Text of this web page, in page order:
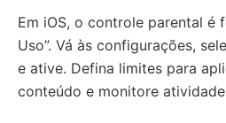
Em iOS, o controle parental é
Uso”. Vá às configurações,
e ative. Defina limites para
conteúdo e monitore